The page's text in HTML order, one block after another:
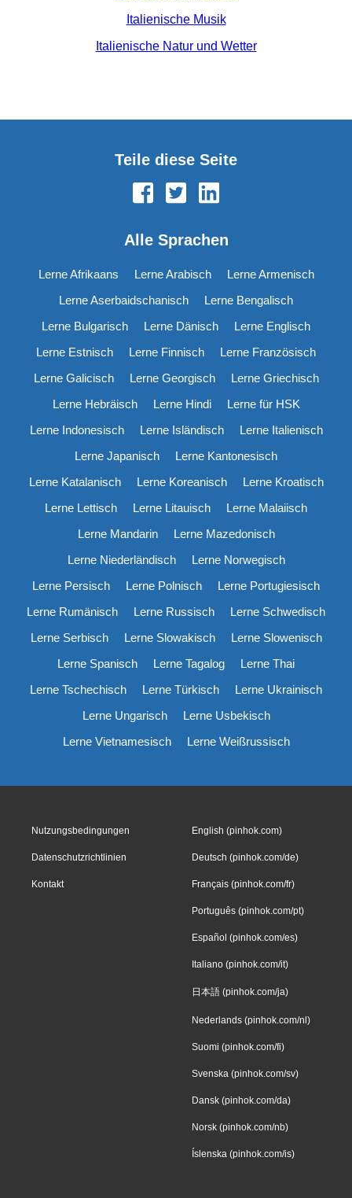
Italienische Musik
Italienische Natur und Wetter
Teile diese Seite
Alle Sprachen
Lerne Afrikaans Lerne Arabisch
Lerne Armenisch
Lerne Aserbaidschanisch
Lerne Bengalisch
Lerne Bulgarisch
Lerne Dänisch
Lerne Englisch
Lerne Estnisch
Lerne Finnisch
Lerne Französisch
Lerne Galicisch
Lerne Georgisch
Lerne Griechisch
Lerne Hebräisch
Lerne Hindi
Lerne für HSK
Lerne Indonesisch
Lerne Isländisch
Lerne Italienisch
Lerne Japanisch
Lerne Kantonesisch
Lerne Katalanisch
Lerne Koreanisch
Lerne Kroatisch
Lerne Lettisch
Lerne Litauisch
Lerne Malaiisch
Lerne Mandarin
Lerne Mazedonisch
Lerne Niederländisch
Lerne Norwegisch
Lerne Persisch
Lerne Polnisch
Lerne Portugiesisch
Lerne Rumänisch
Lerne Russisch
Lerne Schwedisch
Lerne Serbisch
Lerne Slowakisch
Lerne Slowenisch
Lerne Spanisch
Lerne Tagalog
Lerne Thai
Lerne Tschechisch
Lerne Türkisch
Lerne Ukrainisch
Lerne Ungarisch
Lerne Usbekisch
Lerne Vietnamesisch
Lerne Weißrussisch
Nutzungsbedingungen
Datenschutzrichtlinien
Kontakt
English (pinhok.com)
Deutsch (pinhok.com/de)
Français (pinhok.com/fr)
Português (pinhok.com/pt)
Español (pinhok.com/es)
Italiano (pinhok.com/it)
日本語 (pinhok.com/ja)
Nederlands (pinhok.com/nl)
Suomi (pinhok.com/fi)
Svenska (pinhok.com/sv)
Dansk (pinhok.com/da)
Norsk (pinhok.com/nb)
Íslenska (pinhok.com/is)